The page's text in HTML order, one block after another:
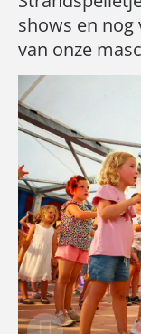
shows en nog
van onze